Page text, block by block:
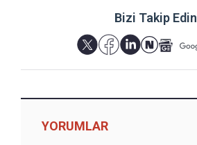
Bizi Takip Edin
YORUMLAR